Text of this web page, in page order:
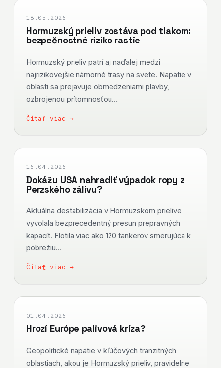
18.05.2026
Hormuzský prieliv zostáva pod tlakom:
bezpečnostné riziko rastie
Hormuzský prieliv patrí aj naďalej medzi
najrizikovejšie námorné trasy na svete. Napätie v
oblasti sa prejavuje obmedzeniami plavby,
ozbrojenou prítomnosťou…
Čítať viac →
16.04.2026
Dokážu USA nahradiť výpadok ropy z
Perzského zálivu?
Aktuálna destabilizácia v Hormuzskom prielive
vyvolala bezprecedentný presun prepravných
kapacít. Flotila viac ako 120 tankerov smerujúca k
pobrežiu…
Čítať viac →
01.04.2026
Hrozí Európe palivová kríza?
Geopolitické napätie v kľúčových tranzitných
oblastiach, akou je Hormuzský prieliv, pravidelne